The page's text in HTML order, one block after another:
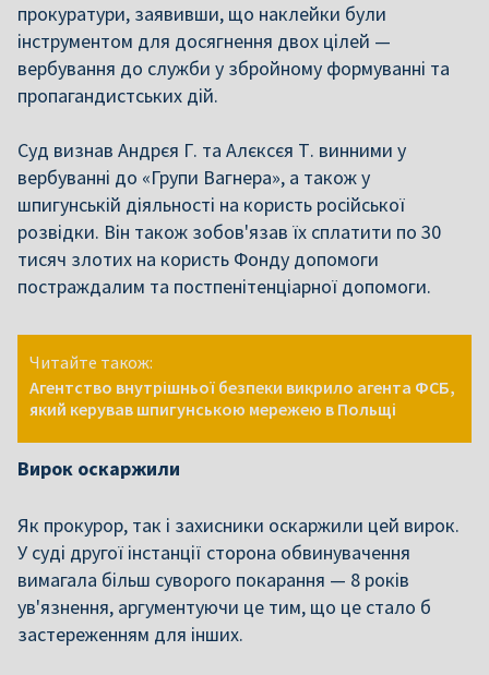
прокуратури, заявивши, що наклейки були
інструментом для досягнення двох цілей —
вербування до служби у збройному формуванні та
пропагандистських дій.
Суд визнав Андрєя Г. та Алєксєя Т. винними у
вербуванні до «Групи Вагнера», а також у
шпигунській діяльності на користь російської
розвідки. Він також зобов'язав їх сплатити по 30
тисяч злотих на користь Фонду допомоги
постраждалим та постпенітенціарної допомоги.
Читайте також:
Агентство внутрішньої безпеки викрило агента ФСБ,
який керував шпигунською мережею в Польщі
Вирок оскаржили
Як прокурор, так і захисники оскаржили цей вирок.
У суді другої інстанції сторона обвинувачення
вимагала більш суворого покарання — 8 років
ув'язнення, аргументуючи це тим, що це стало б
застереженням для інших.